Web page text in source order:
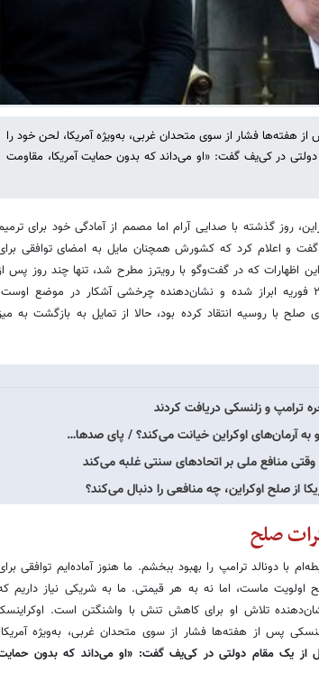
هفته‌ها فشار از سوی متحدان غربی، به‌ویژه آمریکا، لحن خود را
در کی‌یف گفت: «او می‌داند که بدون حمایت آمریکا، مقاومت
روز گذشته با صدایی آرام اما مصمم از آمادگی خود برای
گفت و اعلام کرد که کشورش همچنان مایل به امضای توافقی
اظهارات که در گفت‌وگو با رویترز مطرح شد، تنها چند روز پس
مشاجره جنجالی او با ترامپ در کاخ سفید در ۲۸ فوریه ابراز شده و نشان‌دهنده چرخشی آشکار در موضع
صلح با روسیه انتقاد کرده بود، حالا از تمایل به بازگشت به
ترامپ و زلنسکی دریافت کردند
به آرمان‌های اوکراین خیانت می‌کند؟ / پای صدها…
منافع ملی بر اتحادهای سنتی غلبه می‌کند
از صلح اوکراین، چه منافعی را دنبال می‌کند؟
صلح
با دونالد ترامپ را بهبود ببخشم. ما هنوز آماده‌ایم توافقی
اولویت ماست، اما نه به هر قیمتی. ما به شریکی نیاز داریم
تلاش او برای کاهش تنش با واشنگتن است.
پس از هفته‌ها فشار از سوی متحدان غربی، به‌ویژه
از یک مقام دولتی در کی‌یف گفت: «او می‌داند که بدون